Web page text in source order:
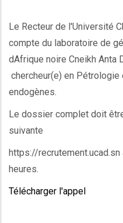
Le Recteur de l'Université
compte du laboratoire de
dAfrique noire Cneikh Anta
chercheur(e) en
endogènes.
Le dossier complet doit
suivante
https://
heures.
Télécharger l'appel